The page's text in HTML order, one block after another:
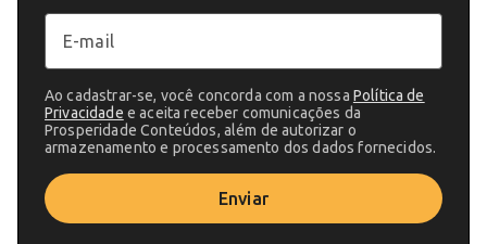
Ao cadastrar-se, você concorda com a nossa Política de
Privacidade e aceita receber comunicações da
Prosperidade Conteúdos, além de autorizar o
armazenamento e processamento dos dados fornecidos.
Enviar